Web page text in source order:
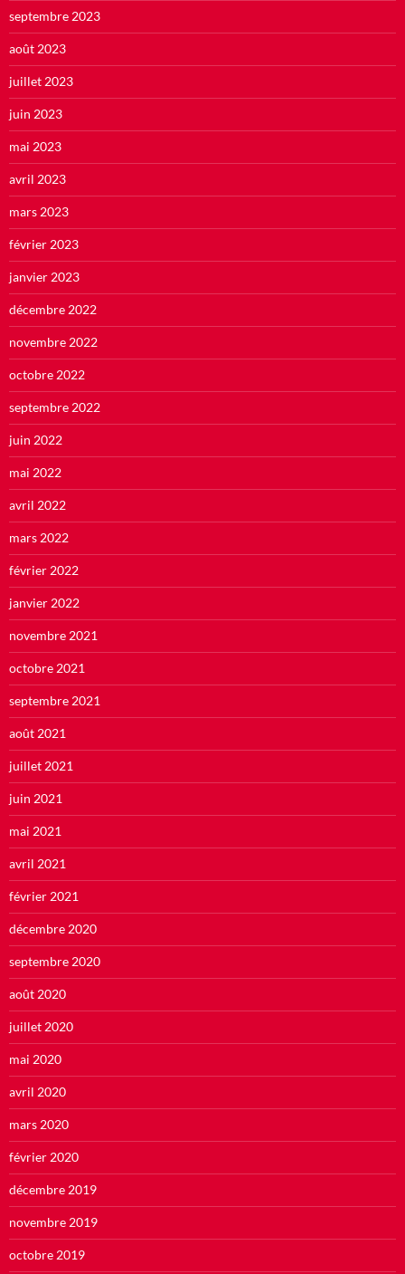
septembre 2023
août 2023
juillet 2023
juin 2023
mai 2023
avril 2023
mars 2023
février 2023
janvier 2023
décembre 2022
novembre 2022
octobre 2022
septembre 2022
juin 2022
mai 2022
avril 2022
mars 2022
février 2022
janvier 2022
novembre 2021
octobre 2021
septembre 2021
août 2021
juillet 2021
juin 2021
mai 2021
avril 2021
février 2021
décembre 2020
septembre 2020
août 2020
juillet 2020
mai 2020
avril 2020
mars 2020
février 2020
décembre 2019
novembre 2019
octobre 2019